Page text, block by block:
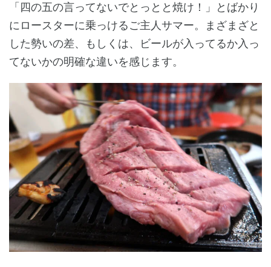
「四の五の言ってないでとっとと焼け！」とばかり
にロースターに乗っけるご主人サマー。まざまざと
した勢いの差、もしくは、ビールが入ってるか入っ
てないかの明確な違いを感じます。